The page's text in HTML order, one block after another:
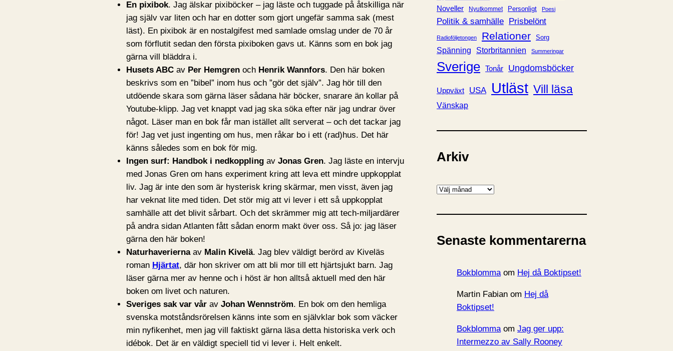
En pixibok. Jag älskar pixiböcker – jag läste och tuggade på åtskilliga när
jag själv var liten och har en dotter som gjort ungefär samma sak (mest
läst). En pixibok är en nostalgifest med samlade omslag under de 70 år
som förflutit sedan den första pixiboken gavs ut. Känns som en bok jag
gärna vill bläddra i.
Husets ABC av Per Hemgren och Henrik Wannfors. Den här boken
beskrivs som en ”bibel” inom hus och ”gör det själv”. Jag hör till den
utdöende skara som gärna läser sådana här böcker, snarare än kollar på
Youtube-klipp. Jag vet knappt vad jag ska söka efter när jag undrar över
något. Läser man en bok får man istället allt serverat – och det tackar jag
för! Jag vet just ingenting om hus, men råkar bo i ett (rad)hus. Det här
känns således som en bok för mig.
Ingen surf: Handbok i nedkoppling av Jonas Gren. Jag läste en intervju
med Jonas Gren om hans experiment kring att leva ett mindre uppkopplat
liv. Jag är inte den som är hysterisk kring skärmar, men visst, även jag
har veknat lite med tiden. Det stör mig att vi lever i ett så uppkopplat
samhälle att det blivit sårbart. Och det skrämmer mig att tech-miljardärer
på andra sidan Atlanten fått sådan enorm makt över oss. Så jo: jag läser
gärna den här boken!
Naturhaveriernaav Malin Kivelä. Jag blev väldigt berörd av Kiveläs
roman Hjärtat, där hon skriver om att bli mor till ett hjärtsjukt barn. Jag
läser gärna mer av henne och i höst är hon alltså aktuell med den här
boken om livet och naturen.
Sveriges sak var vår av Johan Wennström. En bok om den hemliga
svenska motståndsrörelsen känns inte som en självklar bok som väcker
min nyfikenhet, men jag vill faktiskt gärna läsa detta historiska verk och
idébok. Det är en väldigt speciell tid vi lever i. Helt enkelt.
Noveller Nyutkommet Personligt Poesi
Politik & samhälle Prisbelönt
Radioföljetongen Relationer Sorg
Spänning Storbritannien Summeringar
Sverige Tonår Ungdomsböcker
Uppväxt USA Utläst Vill läsa
Vänskap
Arkiv
A
k
v
Senaste kommentarerna
Bokblommaom Hej då Boktipset!
Martin Fabian om Hej då
Boktipset!
Bokblomma om Jag ger upp:
Intermezzo av Sally Rooney